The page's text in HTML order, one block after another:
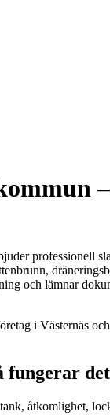
professionell
och lämnar
i
fungerar
åtkomlighet,